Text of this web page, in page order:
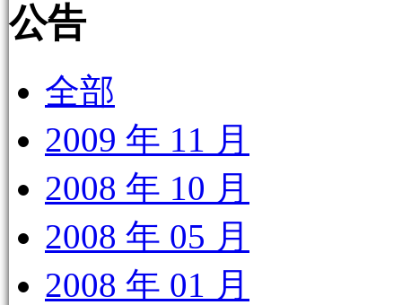
公告
全部
2009 年 11 月
2008 年 10 月
2008 年 05 月
2008 年 01 月